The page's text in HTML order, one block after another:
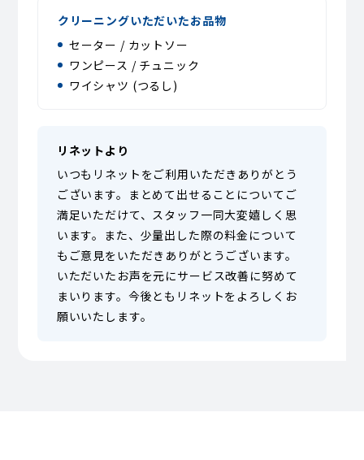
クリーニングいただいたお品物
セーター / カットソー
ワンピース / チュニック
ワイシャツ (つるし)
リネットより
いつもリネットをご利用いただきありがとう
ございます。まとめて出せることについてご
満足いただけて、スタッフ一同大変嬉しく思
います。また、少量出した際の料金について
もご意見をいただきありがとうございます。
いただいたお声を元にサービス改善に努めて
まいります。今後ともリネットをよろしくお
願いいたします。